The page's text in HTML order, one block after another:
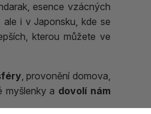
esence vzácných
i v Japonsku, kde se
kterou můžete ve
, provonění domova,
myšlenky a dovolí nám